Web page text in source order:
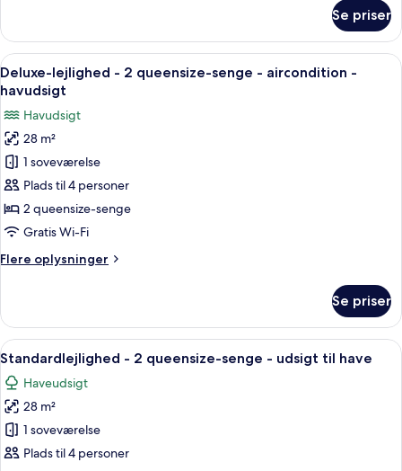
bjergudsigt
lejlighed
2
queensize-
-
aircondition
bjergudsigt
Se priser
Indlæs
alle
billeder
af
Deluxe-
lejlighed
-
2
queensize-
-
havudsigt
Deluxe-lejlighed - 2 queensize-
10
Deluxe-lejlighed - 2 queensize-senge - aircondition -
havudsigt
Havudsigt
28 m²
1 soveværelse
Plads til 4 personer
2 queensize-senge
Gratis Wi-Fi
Flere oplysninger
Flere
lejlighed
2
queensize-
senge
aircondition
havudsigt
Se priser
Indlæs
alle
billeder
af
Standardlejlighed
-
Egyptiske bomuldslagner, premium-
16
Standardlejlighed - 2 queensize-senge - udsigt til have
Haveudsigt
28 m²
1 soveværelse
Plads til 4 personer